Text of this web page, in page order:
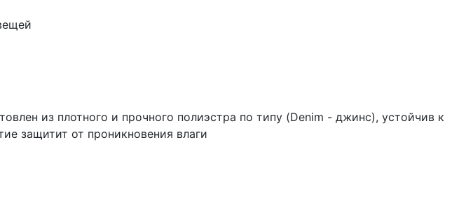
из плотного и прочного полиэстра по типу (Denim - джинс), устойчив к
защитит от проникновения влаги